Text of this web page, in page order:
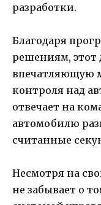
разработки.
Благодаря
решениям, этот
впечатляющую
контроля над
отвечает на
автомобилю
считанные
Несмотря на
не забывает о